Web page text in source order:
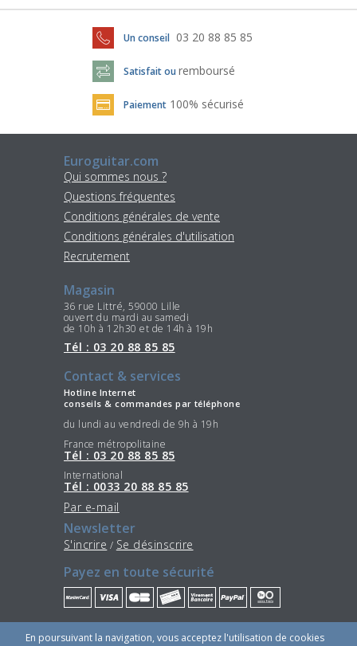
Un conseil 03 20 88 85 85
Satisfait ou remboursé
Paiement 100% sécurisé
Euroguitar.com
Qui sommes nous ?
Questions fréquentes
Conditions générales de vente
Conditions générales d'utilisation
Recrutement
Magasin
36 rue Littré, 59000 Lille
ouvert du mardi au samedi
de 10h à 12h30 et de 14h à 19h
Tél : 03 20 88 85 85
Contact & services
Hotline Internet
conseils & commandes par téléphone
du lundi au vendredi de 9h à 19h
France métropolitaine
Tél : 03 20 88 85 85
International
Tél : 0033 20 88 85 85
Par e-mail
Newsletter
S'incrire / Se désinscrire
Payez en toute sécurité
Restez connectés
En poursuivant la navigation, vous acceptez l'utilisation de cookies